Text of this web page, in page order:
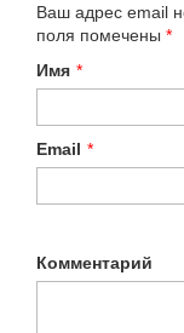
Ваш адрес email
поля помечены *
Имя *
Email *
Комментарий